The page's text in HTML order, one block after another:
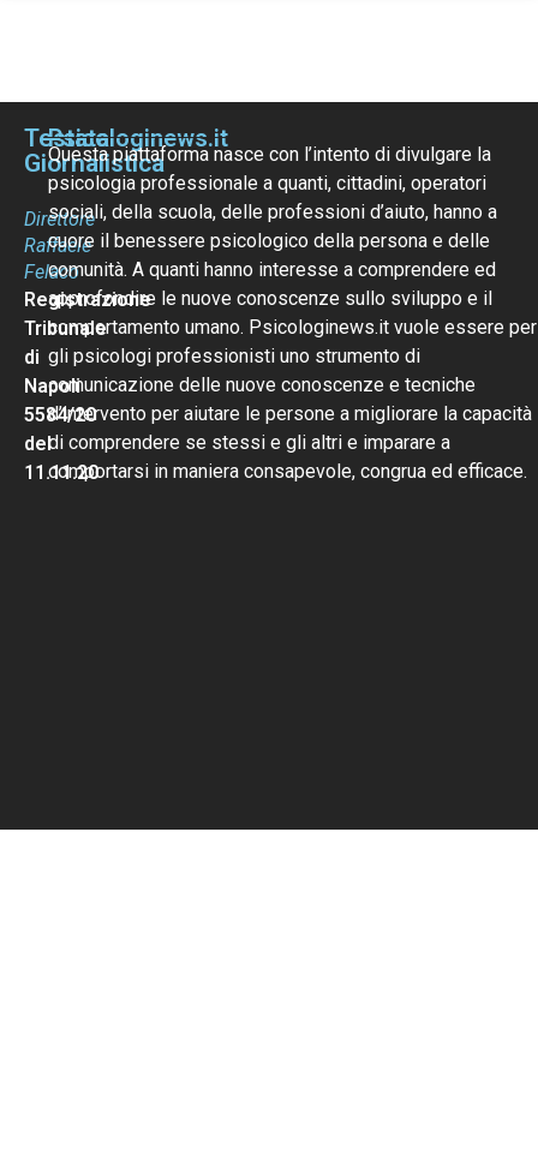
Testata
Giornalistica
Direttore
Raffaele
Felaco
Registrazione
Tribunale
di
Napoli
5584/20
del
11.11.20
Psicologinews.it
Questa piattaforma nasce con l’intento di divulgare la
psicologia professionale a quanti, cittadini, operatori
sociali, della scuola, delle professioni d’aiuto, hanno a
cuore il benessere psicologico della persona e delle
comunità. A quanti hanno interesse a comprendere ed
approfondire le nuove conoscenze sullo sviluppo e il
comportamento umano. Psicologinews.it vuole essere per
gli psicologi professionisti uno strumento di
comunicazione delle nuove conoscenze e tecniche
d’intervento per aiutare le persone a migliorare la capacità
di comprendere se stessi e gli altri e imparare a
comportarsi in maniera consapevole, congrua ed efficace.